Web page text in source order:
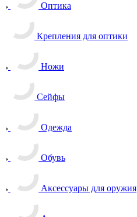
Оптика
Крепления для оптики
Ножи
Сейфы
Одежда
Обувь
Аксессуары для оружия